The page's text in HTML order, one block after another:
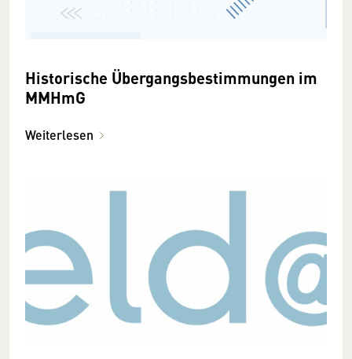
Historische Übergangsbestimmungen im
MMHmG
Weiterlesen